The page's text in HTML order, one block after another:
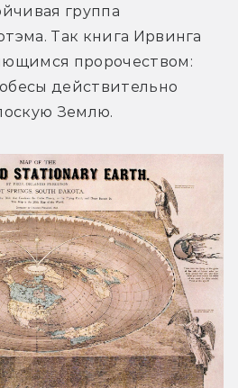
группа
Так книга Ирвинга
пророчеством:
действительно
Землю.